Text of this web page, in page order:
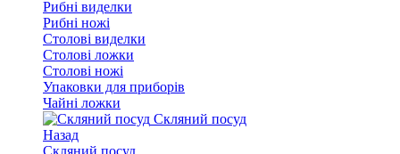
Рибні виделки
Рибні ножі
Столові виделки
Столові ложки
Столові ножі
Упаковки для приборів
Чайні ложки
Скляний посуд
Назад